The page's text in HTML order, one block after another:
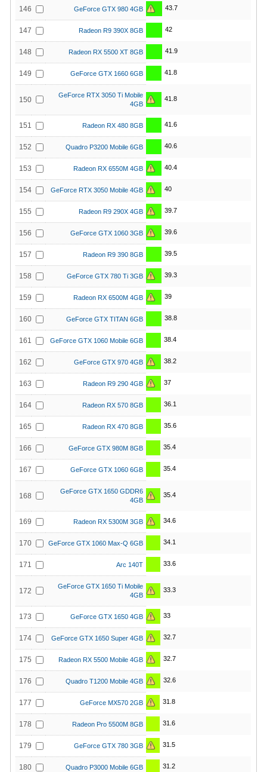
146 GeForce GTX 980 4GB 43.7
147 Radeon R9 390X 8GB 42
148 Radeon RX 5500 XT 8GB 41.9
149 GeForce GTX 1660 6GB 41.8
150
GeForce RTX 3050 Ti Mobile
4GB
41.8
151 Radeon RX 480 8GB 41.6
152 Quadro P3200 Mobile 6GB 40.6
153 Radeon RX 6550M 4GB 40.4
154 GeForce RTX 3050 Mobile 4GB 40
155 Radeon R9 290X 4GB 39.7
156 GeForce GTX 1060 3GB 39.6
157 Radeon R9 390 8GB 39.5
158 GeForce GTX 780 Ti 3GB 39.3
159 Radeon RX 6500M 4GB 39
160 GeForce GTX TITAN 6GB 38.8
161 GeForce GTX 1060 Mobile 6GB 38.4
162 GeForce GTX 970 4GB 38.2
163 Radeon R9 290 4GB 37
164 Radeon RX 570 8GB 36.1
165 Radeon RX 470 8GB 35.6
166 GeForce GTX 980M 8GB 35.4
167 GeForce GTX 1060 6GB 35.4
168
GeForce GTX 1650 GDDR6
4GB
35.4
169 Radeon RX 5300M 3GB 34.6
170 GeForce GTX 1060 Max-Q 6GB 34.1
171 Arc 140T 33.6
172
GeForce GTX 1650 Ti Mobile
4GB
33.3
173 GeForce GTX 1650 4GB 33
174 GeForce GTX 1650 Super 4GB 32.7
175 Radeon RX 5500 Mobile 4GB 32.7
176 Quadro T1200 Mobile 4GB 32.6
177 GeForce MX570 2GB 31.8
178 Radeon Pro 5500M 8GB 31.6
179 GeForce GTX 780 3GB 31.5
180 Quadro P3000 Mobile 6GB 31.2